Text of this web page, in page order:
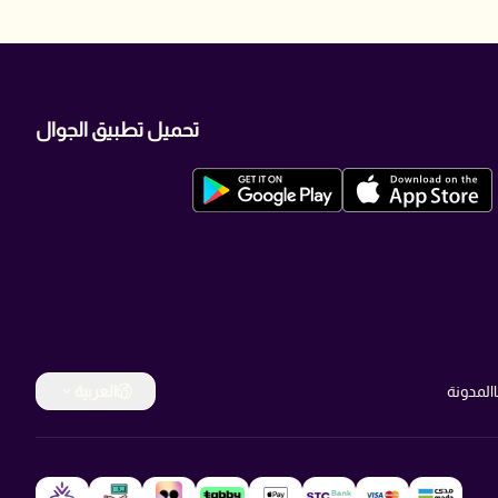
تحميل تطبيق الجوال
المدونة